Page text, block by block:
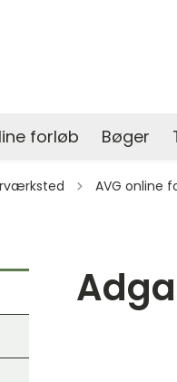
forløb Bøger
Tilbage til
AVG online